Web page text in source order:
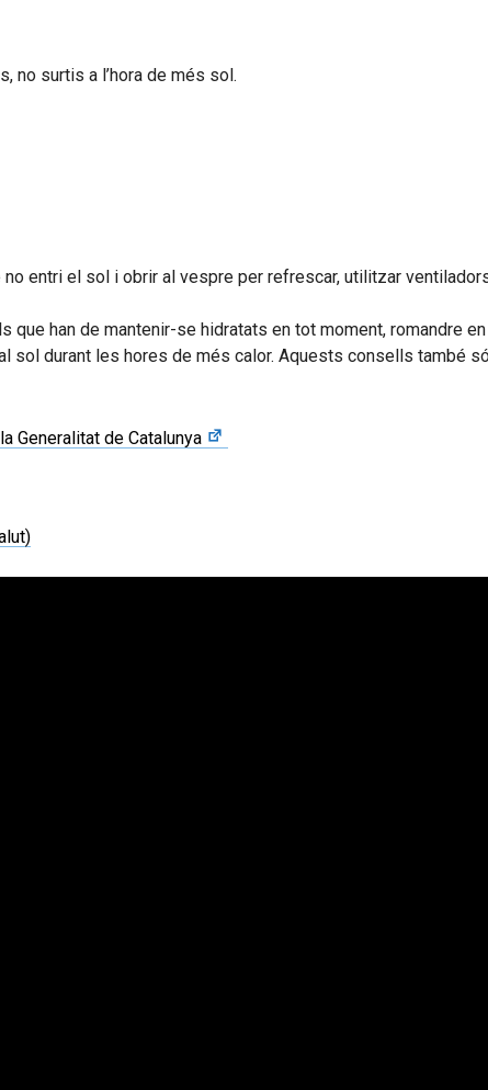
no surtis a l’hora de més sol.
entri el sol i obrir al vespre per refrescar, utilitzar
que han de mantenir-se hidratats en tot moment, romandre
durant les hores de més calor. Aquests consells també
Generalitat de Catalunya